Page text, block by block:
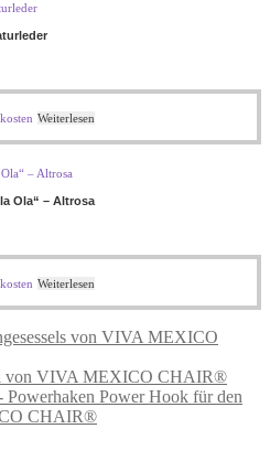
Weiterlesen
Ola“ – Altrosa
Weiterlesen
von VIVA MEXICO CHAIR®
Power Hook für den
CHAIR®